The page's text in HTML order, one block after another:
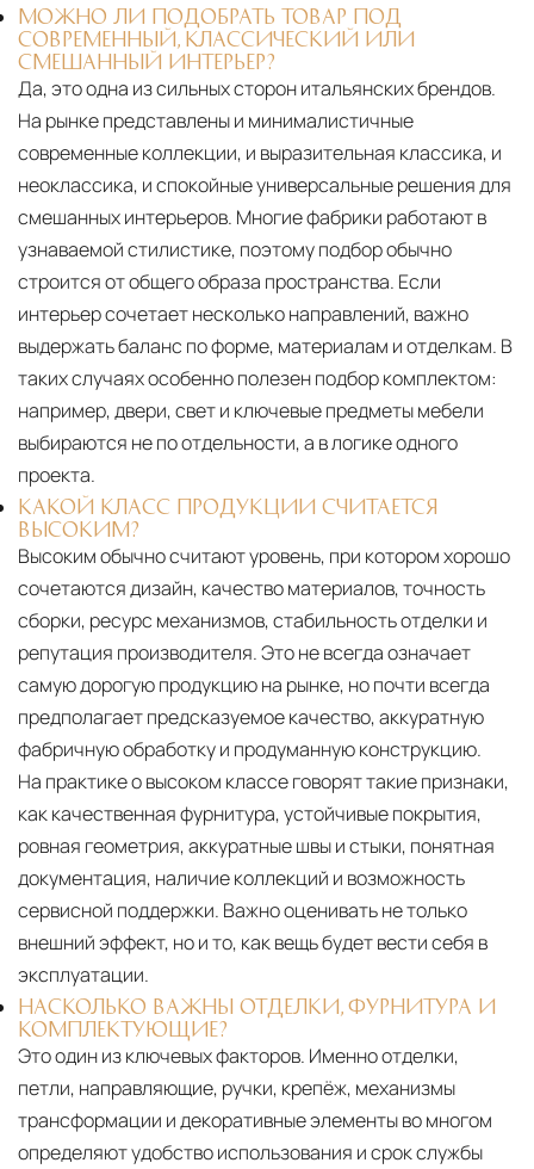
МОЖНО ЛИ ПОДОБРАТЬ ТОВАР ПОД
СОВРЕМЕННЫЙ, КЛАССИЧЕСКИЙ ИЛИ
СМЕШАННЫЙ ИНТЕРЬЕР?
Да, это одна из сильных сторон итальянских брендов.
На рынке представлены и минималистичные
современные коллекции, и выразительная классика, и
неоклассика, и спокойные универсальные решения для
смешанных интерьеров. Многие фабрики работают в
узнаваемой стилистике, поэтому подбор обычно
строится от общего образа пространства. Если
интерьер сочетает несколько направлений, важно
выдержать баланс по форме, материалам и отделкам. В
таких случаях особенно полезен подбор комплектом:
например, двери, свет и ключевые предметы мебели
выбираются не по отдельности, а в логике одного
проекта.
КАКОЙ КЛАСС ПРОДУКЦИИ СЧИТАЕТСЯ
ВЫСОКИМ?
Высоким обычно считают уровень, при котором хорошо
сочетаются дизайн, качество материалов, точность
сборки, ресурс механизмов, стабильность отделки и
репутация производителя. Это не всегда означает
самую дорогую продукцию на рынке, но почти всегда
предполагает предсказуемое качество, аккуратную
фабричную обработку и продуманную конструкцию.
На практике о высоком классе говорят такие признаки,
как качественная фурнитура, устойчивые покрытия,
ровная геометрия, аккуратные швы и стыки, понятная
документация, наличие коллекций и возможность
сервисной поддержки. Важно оценивать не только
внешний эффект, но и то, как вещь будет вести себя в
эксплуатации.
НАСКОЛЬКО ВАЖНЫ ОТДЕЛКИ, ФУРНИТУРА И
КОМПЛЕКТУЮЩИЕ?
Это один из ключевых факторов. Именно отделки,
петли, направляющие, ручки, крепёж, механизмы
трансформации и декоративные элементы во многом
определяют удобство использования и срок службы